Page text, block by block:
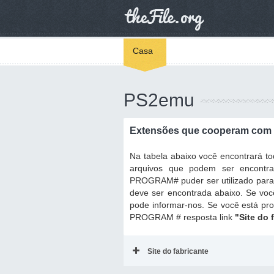
Casa
PS2emu
Extensões que cooperam
Na tabela abaixo você encontrará
arquivos que podem ser
PROGRAM# puder ser utilizado
deve ser encontrada abaixo. Se
pode informar-nos. Se você está
PROGRAM # resposta link "Site do
Site do fabricante